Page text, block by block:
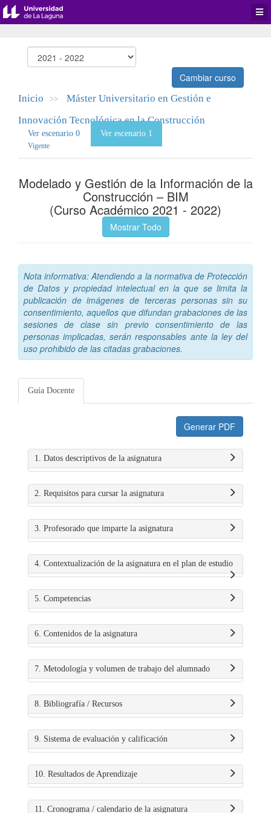
Cambiar curso
Inicio >>
Máster Universitario en Gestión e
Innovación Tecnológica en la Construcción
Ver escenario 0
Vigente
Ver escenario 1
Modelado y Gestión de la Información de la
Construcción – BIM
(Curso Académico 2021 - 2022)
Mostrar Todo
Nota informativa: Atendiendo a la normativa de Protección
de Datos y propiedad intelectual en la que se limita la
publicación de imágenes de terceras personas sin su
consentimiento, aquellos que difundan grabaciones de las
sesiones de clase sin previo consentimiento de las
personas implicadas, serán responsables ante la ley del
uso prohibido de las citadas grabaciones.
Guía Docente
Generar PDF
1. Datos descriptivos de la asignatura
2. Requisitos para cursar la asignatura
3. Profesorado que imparte la asignatura
4. Contextualización de la asignatura en el plan de estudio
5. Competencias
6. Contenidos de la asignatura
7. Metodología y volumen de trabajo del alumnado
8. Bibliografía / Recursos
9. Sistema de evaluación y calificación
10. Resultados de Aprendizaje
11. Cronograma / calendario de la asignatura